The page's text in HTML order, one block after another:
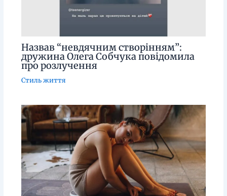
Назвав “невдячним створінням”:
дружина Олега Собчука повідомила
про розлучення
Стиль життя